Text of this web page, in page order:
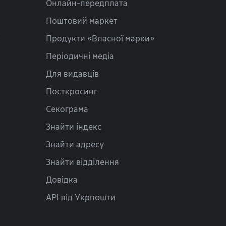
Онлайн-передплата
Поштовий маркет
Продукти «Власної марки»
Періодичні медіа
Для видавців
Посткросинг
Секограма
Знайти індекс
Знайти адресу
Знайти відділення
Довідка
API від Укрпошти